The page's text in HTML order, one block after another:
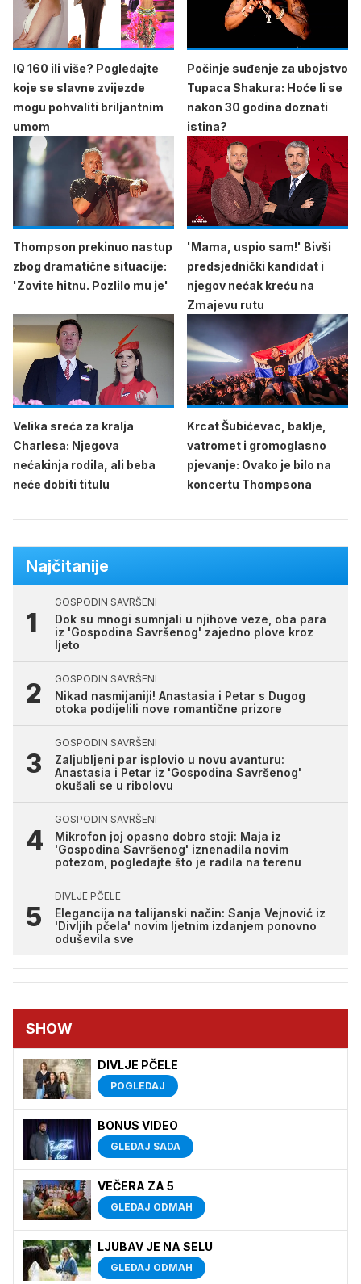
IQ 160 ili više? Pogledajte
koje se slavne zvijezde
mogu pohvaliti briljantnim
umom
Počinje suđenje za ubojstvo
Tupaca Shakura: Hoće li se
nakon 30 godina doznati
istina?
Thompson prekinuo nastup
zbog dramatične situacije:
'Zovite hitnu. Pozlilo mu je'
'Mama, uspio sam!' Bivši
predsjednički kandidat i
njegov nećak kreću na
Zmajevu rutu
Velika sreća za kralja
Charlesa: Njegova
nećakinja rodila, ali beba
neće dobiti titulu
Krcat Šubićevac, baklje,
vatromet i gromoglasno
pjevanje: Ovako je bilo na
koncertu Thompsona
Najčitanije
GOSPODIN SAVRŠENI
Dok su mnogi sumnjali u njihove veze, oba para
iz 'Gospodina Savršenog' zajedno plove kroz
ljeto
GOSPODIN SAVRŠENI
Nikad nasmijaniji! Anastasia i Petar s Dugog
otoka podijelili nove romantične prizore
GOSPODIN SAVRŠENI
Zaljubljeni par isplovio u novu avanturu:
Anastasia i Petar iz 'Gospodina Savršenog'
okušali se u ribolovu
GOSPODIN SAVRŠENI
Mikrofon joj opasno dobro stoji: Maja iz
'Gospodina Savršenog' iznenadila novim
potezom, pogledajte što je radila na terenu
DIVLJE PČELE
Elegancija na talijanski način: Sanja Vejnović iz
'Divljih pčela' novim ljetnim izdanjem ponovno
oduševila sve
SHOW
DIVLJE PČELE
POGLEDAJ
BONUS VIDEO
GLEDAJ SADA
VEČERA ZA 5
GLEDAJ ODMAH
LJUBAV JE NA SELU
GLEDAJ ODMAH